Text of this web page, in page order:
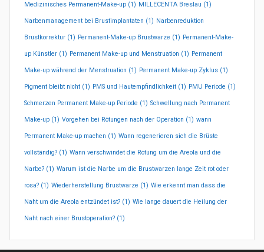
Medizinisches Permanent-Make-up (1) MILLECENTA Breslau (1)
Narbenmanagement bei Brustimplantaten (1) Narbenreduktion
Brustkorrektur (1) Permanent-Make-up Brustwarze (1) Permanent-Make-
up Künstler (1) Permanent Make-up und Menstruation (1) Permanent
Make-up während der Menstruation (1) Permanent Make-up Zyklus (1)
Pigment bleibt nicht (1) PMS und Hautempfindlichkeit (1) PMU Periode (1)
Schmerzen Permanent Make-up Periode (1) Schwellung nach Permanent
Make-up (1) Vorgehen bei Rötungen nach der Operation (1) wann
Permanent Make-up machen (1) Wann regenerieren sich die Brüste
vollständig? (1) Wann verschwindet die Rötung um die Areola und die
Narbe? (1) Warum ist die Narbe um die Brustwarzen lange Zeit rot oder
rosa? (1) Wiederherstellung Brustwarze (1) Wie erkennt man dass die
Naht um die Areola entzündet ist? (1) Wie lange dauert die Heilung der
Naht nach einer Brustoperation? (1)